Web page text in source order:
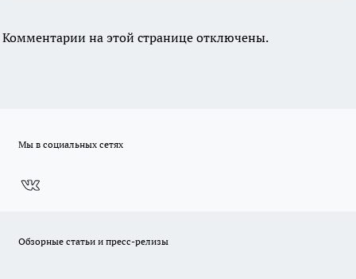
Комментарии на этой странице отключены.
Мы в социальных сетях
Обзорные статьи и пресс-релизы